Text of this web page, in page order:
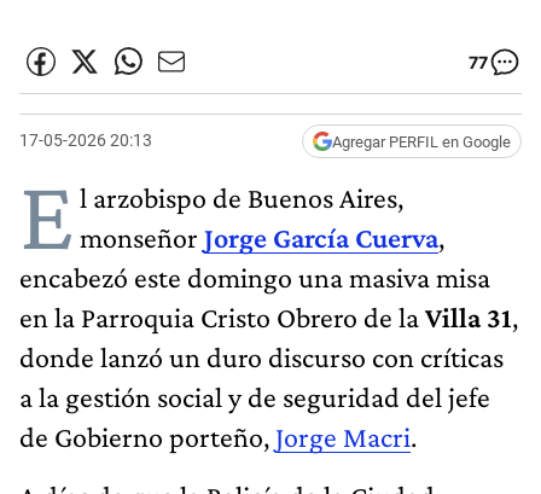
77
17-05-2026 20:13 Agregar PERFIL en Google
E l arzobispo de Buenos Aires,
monseñor Jorge García Cuerva,
encabezó este domingo una masiva misa
en la Parroquia Cristo Obrero de laVilla 31,
donde lanzó un duro discurso con críticas
a la gestión social y de seguridad del jefe
de Gobierno porteño, Jorge Macri.